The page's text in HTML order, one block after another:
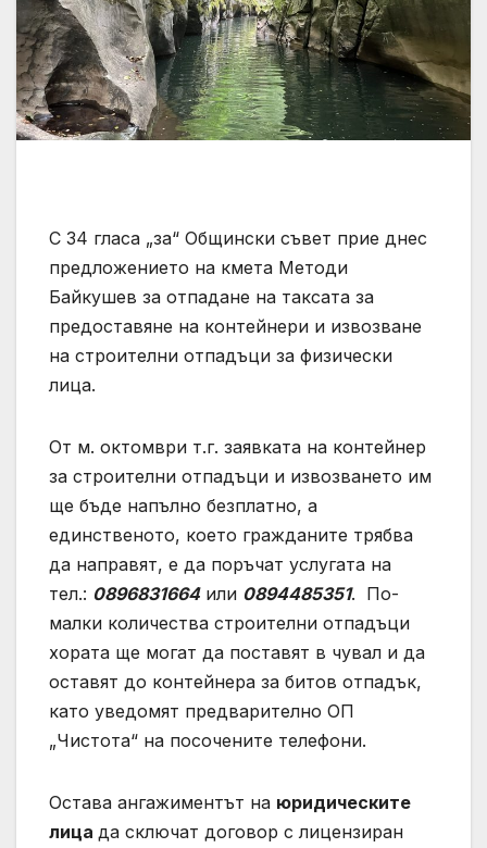
С 34 гласа „за“ Общински съвет прие днес
предложението на кмета Методи
Байкушев за отпадане на таксата за
предоставяне на контейнери и извозване
на строителни отпадъци за физически
лица.
От м. октомври т.г. заявката на контейнер
за строителни отпадъци и извозването им
ще бъде напълно безплатно, а
единственото, което гражданите трябва
да направят, е да поръчат услугата на
тел.: 0896831664или 0894485351. По-
малки количества строителни отпадъци
хората ще могат да поставят в чувал и да
оставят до контейнера за битов отпадък,
като уведомят предварително ОП
„Чистота“ на посочените телефони.
Остава ангажиментът на юридическите
лица да сключат договор с лицензиран